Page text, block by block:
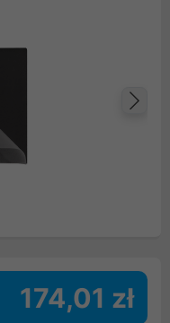
174,01 zł